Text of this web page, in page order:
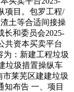
项目。包罗工程/
土等合适间接操
长和委员会2025-
共资本买卖平台
为：新建工程垃圾
垃圾措置操纵车
市莱芜区建建垃圾
知布告 一、项目